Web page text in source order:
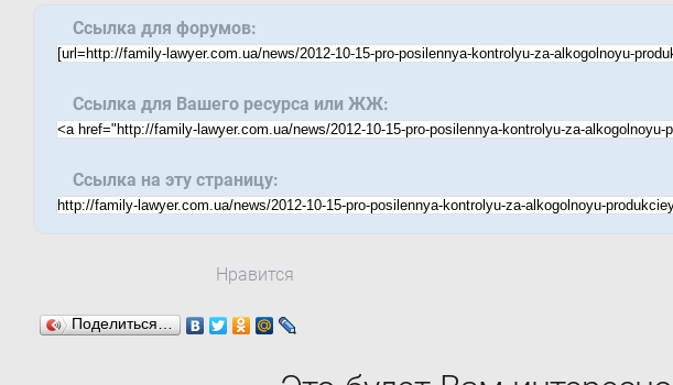
Ссылка для форумов:
Ссылка для Вашего ресурса или ЖЖ:
Ссылка на эту страницу:
Нравится
Поделиться…